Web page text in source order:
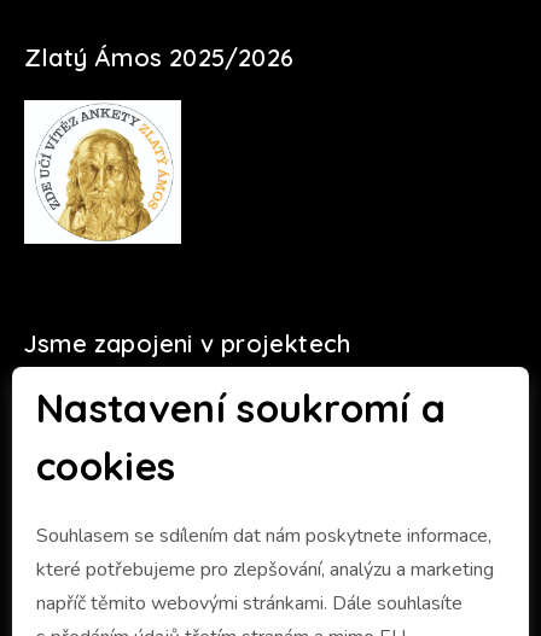
Nastavení soukromí a
cookies
Souhlasem se sdílením dat nám poskytnete informace,
které potřebujeme pro zlepšování, analýzu a marketing
napříč těmito webovými stránkami. Dále souhlasíte
Zlatý Ámos 2025/2026
Jsme zapojeni v projektech